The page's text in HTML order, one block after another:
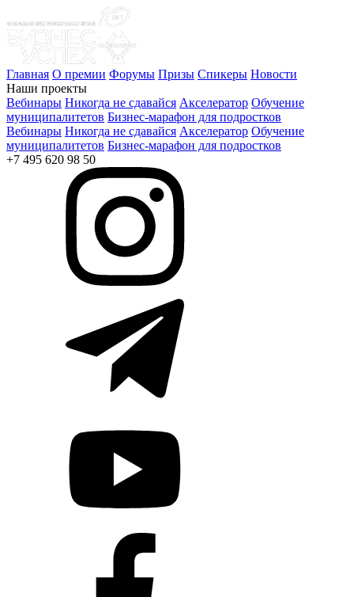
Главная О премии Форумы Призы Спикеры Новости
Наши проекты
Вебинары Никогда не сдавайся Акселератор Обучение
муниципалитетов Бизнес-марафон для подростков
Вебинары Никогда не сдавайся Акселератор Обучение
муниципалитетов Бизнес-марафон для подростков
+7 495 620 98 50